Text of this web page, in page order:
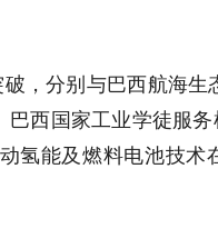
，分别与巴西航海
西国家工业学徒服
氢能及燃料电池技术